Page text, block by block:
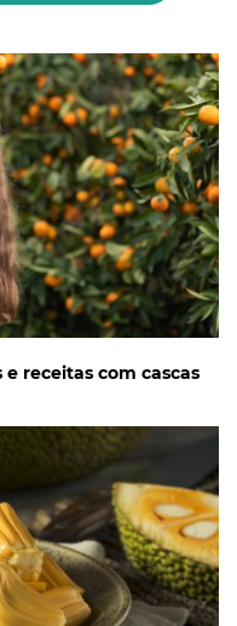
receitas com cascas